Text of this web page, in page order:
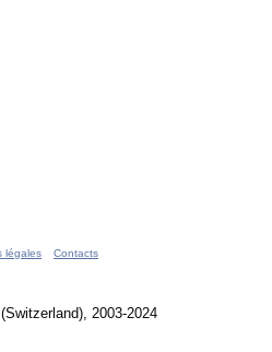
légales Contacts
2003-2024